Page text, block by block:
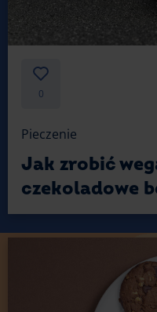
0
Pieczenie
Jak zrobić
czekoladowe